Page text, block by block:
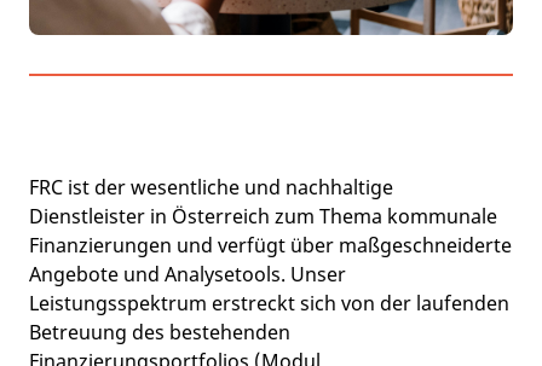
FRC ist der wesentliche und nachhaltige
Dienstleister in Österreich zum Thema kommunale
Finanzierungen und verfügt über maßgeschneiderte
Angebote und Analysetools. Unser
Leistungsspektrum erstreckt sich von der laufenden
Betreuung des bestehenden